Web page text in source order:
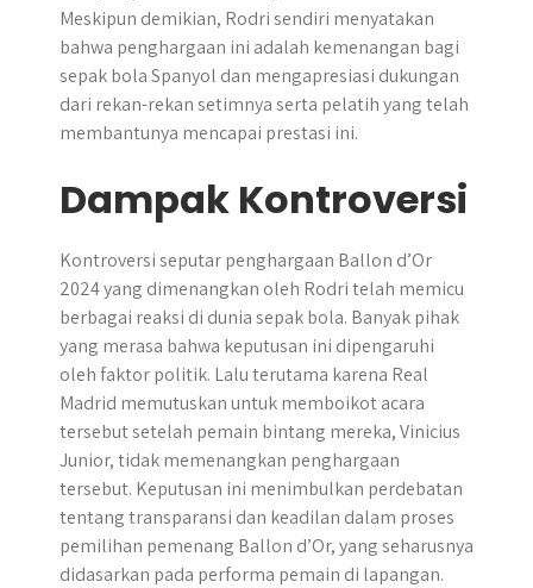
Meskipun demikian, Rodri sendiri menyatakan
bahwa penghargaan ini adalah kemenangan bagi
sepak bola Spanyol dan mengapresiasi dukungan
dari rekan-rekan setimnya serta pelatih yang telah
membantunya mencapai prestasi ini.
Dampak Kontroversi
Kontroversi seputar penghargaan Ballon d’Or
2024 yang dimenangkan oleh Rodri telah memicu
berbagai reaksi di dunia sepak bola. Banyak pihak
yang merasa bahwa keputusan ini dipengaruhi
oleh faktor politik. Lalu terutama karena Real
Madrid memutuskan untuk memboikot acara
tersebut setelah pemain bintang mereka, Vinicius
Junior, tidak memenangkan penghargaan
tersebut. Keputusan ini menimbulkan perdebatan
tentang transparansi dan keadilan dalam proses
pemilihan pemenang Ballon d’Or, yang seharusnya
didasarkan pada performa pemain di lapangan.